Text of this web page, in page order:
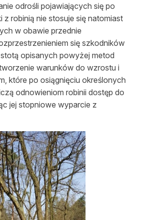
odrośli pojawiających się po
z robinią nie stosuje się natomiast
w obawie przednie
się szkodników
opisanych powyżej metod
warunków do wzrostu i
które po osiągnięciu określonych
odnowieniom robinii dostęp do
jej stopniowe wyparcie z